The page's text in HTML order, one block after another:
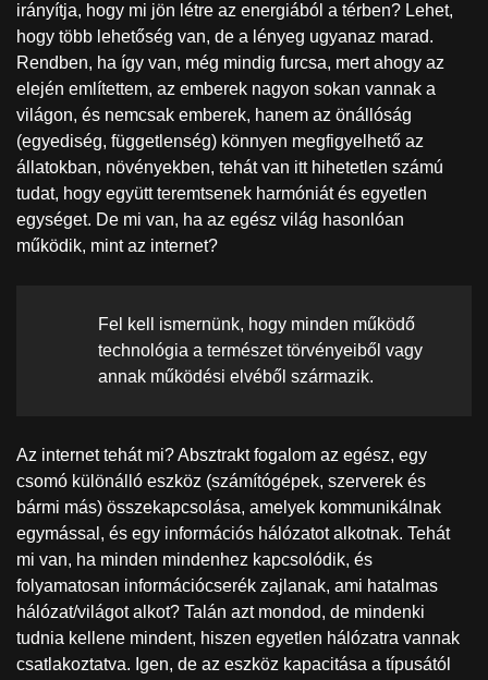
irányítja, hogy mi jön létre az energiából a térben? Lehet,
hogy több lehetőség van, de a lényeg ugyanaz marad.
Rendben, ha így van, még mindig furcsa, mert ahogy az
elején említettem, az emberek nagyon sokan vannak a
világon, és nemcsak emberek, hanem az önállóság
(egyediség, függetlenség) könnyen megfigyelhető az
állatokban, növényekben, tehát van itt hihetetlen számú
tudat, hogy együtt teremtsenek harmóniát és egyetlen
egységet. De mi van, ha az egész világ hasonlóan
működik, mint az internet?
Fel kell ismernünk, hogy minden működő
technológia a természet törvényeiből vagy
annak működési elvéből származik.
Az internet tehát mi? Absztrakt fogalom az egész, egy
csomó különálló eszköz (számítógépek, szerverek és
bármi más) összekapcsolása, amelyek kommunikálnak
egymással, és egy információs hálózatot alkotnak. Tehát
mi van, ha minden mindenhez kapcsolódik, és
folyamatosan információcserék zajlanak, ami hatalmas
hálózat/világot alkot? Talán azt mondod, de mindenki
tudnia kellene mindent, hiszen egyetlen hálózatra vannak
csatlakoztatva. Igen, de az eszköz kapacitása a típusától